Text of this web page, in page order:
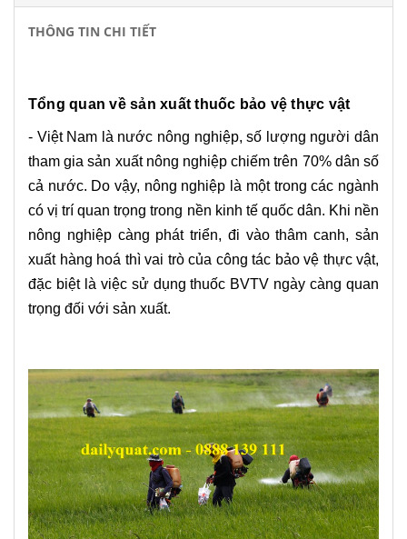
THÔNG TIN CHI TIẾT
Tổng quan về sản xuất thuốc bảo vệ thực vật
- Việt Nam là nước nông nghiệp, số lượng người dân
tham gia sản xuất nông nghiệp chiếm trên 70% dân số
cả nước. Do vậy, nông nghiệp là một trong các ngành
có vị trí quan trọng trong nền kinh tế quốc dân. Khi nền
nông nghiệp càng phát triển, đi vào thâm canh, sản
xuất hàng hoá thì vai trò của công tác bảo vệ thực vật,
đặc biệt là việc sử dụng thuốc BVTV ngày càng quan
trọng đối với sản xuất.